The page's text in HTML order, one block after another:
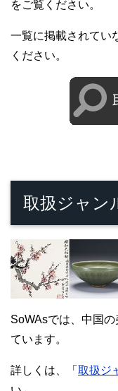
をご覧ください。
一覧に掲載されてい
ください。
取扱ジャン
SoWAsでは、中国
ています。
詳しくは、「 取扱ジ